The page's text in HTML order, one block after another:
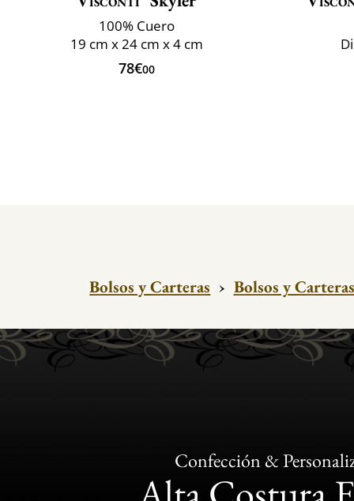
100% Cuero
19 cm x 24 cm x 4 cm
78€00
Bolsos y Carteras › Bolsos y Carteras
Confección &